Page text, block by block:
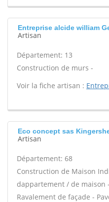
Entreprise alcide william
Artisan
Département: 13
Construction de murs -
Voir la fiche artisan :
Eco concept sas
Artisan
Département: 68
Construction de Maison
dappartement / de
Ravalement de façade -